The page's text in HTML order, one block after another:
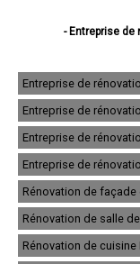
- Entreprise de
- Entreprise de
- Entreprise
- Entreprise de
- Entreprise de
- Entreprise de
- Entreprise
- Entreprise
- Entreprise
- Entreprise de
- Entreprise
- Entreprise
Entreprise de
Entreprise de
Entreprise de
Entreprise de
Rénovation de façade
Rénovation de salle
Rénovation de